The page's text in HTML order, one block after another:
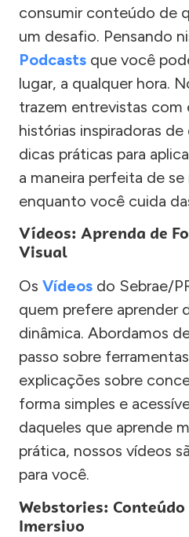
consumir conteúdo de
um desafio. Pensando
Podcasts que você
lugar, a qualquer hora.
trazem entrevistas com
histórias inspiradoras
dicas práticas para
a maneira perfeita de
enquanto você cuida
Vídeos: Aprenda de
Visual
Os Vídeos do Sebrae/
quem prefere aprender
dinâmica. Abordamos
passo sobre
explicações sobre
forma simples e
daqueles que aprende
prática, nossos vídeos
para você.
Webstories:
Imersivo